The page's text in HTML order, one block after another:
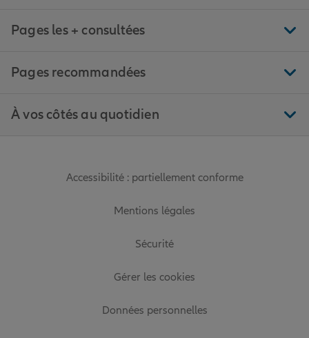
Pages les + consultées
Pages recommandées
À vos côtés au quotidien
Accessibilité : partiellement conforme
Mentions légales
Sécurité
Gérer les cookies
Données personnelles